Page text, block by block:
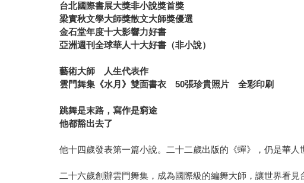
台北國際書展大獎非小說獎首獎
梁實秋文學大師獎散文大師獎優選
金石堂年度十大影響力好書
亞洲週刊全球華人十大好書（非小說）
藝術大師 人生代表作
雲門舞集《水月》雙面書衣 50張珍貴照片 全彩印刷
跳舞是末路，寫作是窮途
他都豁出去了
他十四歲發表第一篇小說。二十二歲出版的《蟬》，仍是華人
二十六歲創辦雲門舞集，成為國際級的編舞大師，讓世界看見